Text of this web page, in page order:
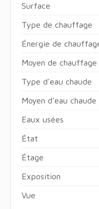
Surface
Type de chauffage
Énergie de
Moyen de chauffage
Type d'eau chaude
Moyen d'eau chaude
Eaux usées
État
Étage
Exposition
Vue